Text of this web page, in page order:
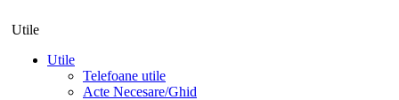
Utile
Utile
Telefoane utile
Acte Necesare/Ghid